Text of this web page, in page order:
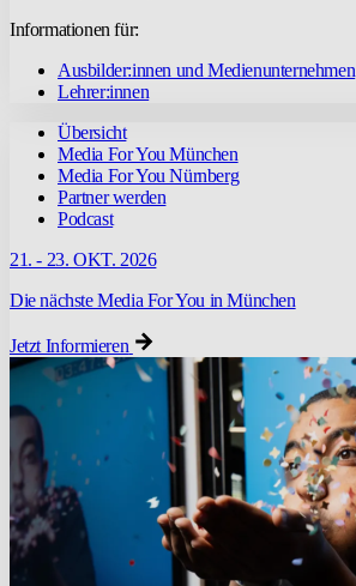
Informationen für:
Ausbilder:innen und Medienunternehmen
Lehrer:innen
Übersicht
Media For You München
Media For You Nürnberg
Partner werden
Podcast
21. - 23. OKT. 2026
Die nächste Media For You in München
Jetzt Informieren